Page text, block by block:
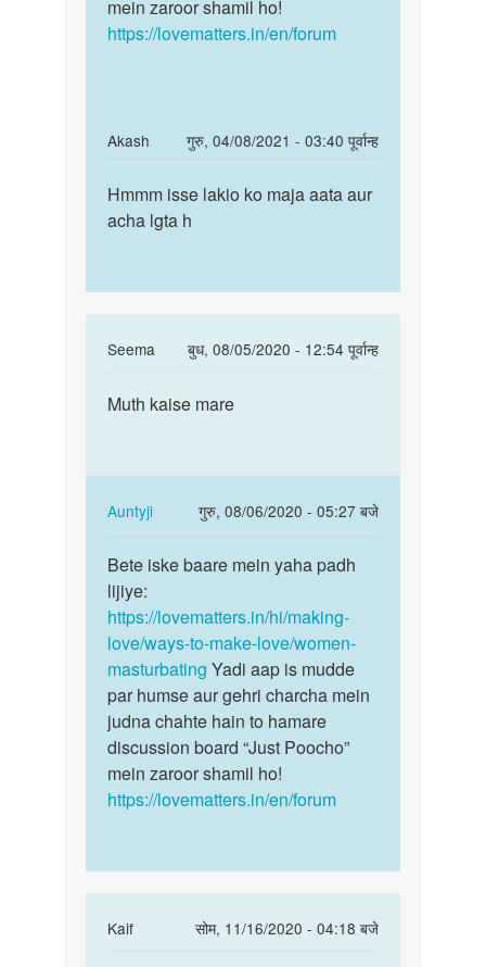
mein zaroor shamil ho!
https://lovematters.in/en/forum
Akash
गुरु, 04/08/2021 - 03:40 पूर्वान्ह
reply
to
Kya
mouth
me
lena…
Seema
Hmmm
isse
maja
Hmmm isse lakio ko maja aata aur
acha lgta h
Seema
बुध, 08/05/2020 - 12:54 पूर्वान्ह
to
karnaka
munase
Muth
Muth kaise mare
Auntyji
गुरु, 08/06/2020 - 05:27 बजे
In
reply
to
kaise
mare
by
Seema
Bete
iske
baare
mein
yaha…
Bete iske baare mein yaha padh
lijiye:
https://lovematters.in/hi/making-
love/ways-to-make-love/women-
masturbating Yadi aap is mudde
par humse aur gehri charcha mein
judna chahte hain to hamare
discussion board “Just Poocho”
mein zaroor shamil ho!
https://lovematters.in/en/forum
Kaif
सोम, 11/16/2020 - 04:18 बजे
In